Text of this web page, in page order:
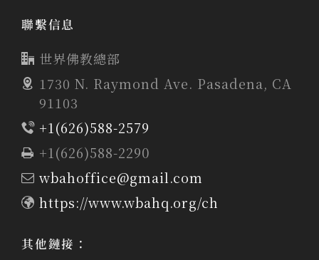
聯繫信息
世界佛教總部
1730 N. Raymond Ave. Pasadena, CA
91103
+1(626)588-2579
+1(626)588-2290
wbahoffice@gmail.com
https://www.wbahq.org/ch
其他鏈接：